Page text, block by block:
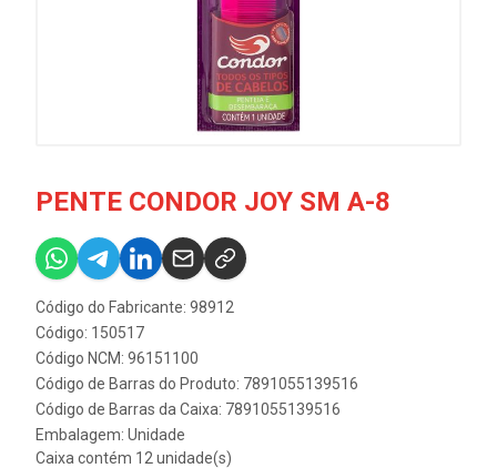
PENTE CONDOR JOY SM A-8
Código do Fabricante: 98912
Código: 150517
Código NCM: 96151100
Código de Barras do Produto: 7891055139516
Código de Barras da Caixa: 7891055139516
Embalagem: Unidade
Caixa contém 12 unidade(s)